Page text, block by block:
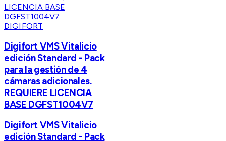
DIGIFORT
Digifort VMS Vitalicio
edición Standard - Pack
para la gestión de 4
cámaras adicionales.
REQUIERE LICENCIA
BASE DGFST1004V7
Digifort VMS Vitalicio
edición Standard - Pack